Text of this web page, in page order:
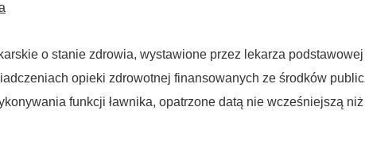
o stanie zdrowia, wystawione przez lekarza
opieki zdrowotnej finansowanych ze środków
funkcji ławnika, opatrzone datą nie wcześniejszą